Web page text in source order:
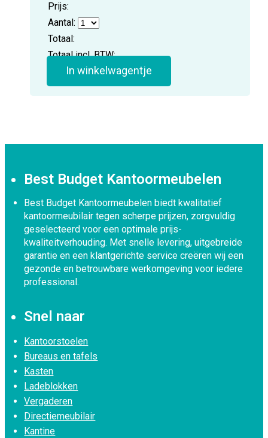
Prijs:
Aantal:
Totaal:
Totaal incl. BTW:
In winkelwagentje
Best Budget Kantoormeubelen
Best Budget Kantoormeubelen biedt kwalitatief
kantoormeubilair tegen scherpe prijzen, zorgvuldig
geselecteerd voor een optimale prijs-
kwaliteitverhouding. Met snelle levering, uitgebreide
garantie en een klantgerichte service creëren wij een
gezonde en betrouwbare werkomgeving voor iedere
professional.
Snel naar
Kantoorstoelen
Bureaus en tafels
Kasten
Ladeblokken
Vergaderen
Directiemeubilair
Kantine